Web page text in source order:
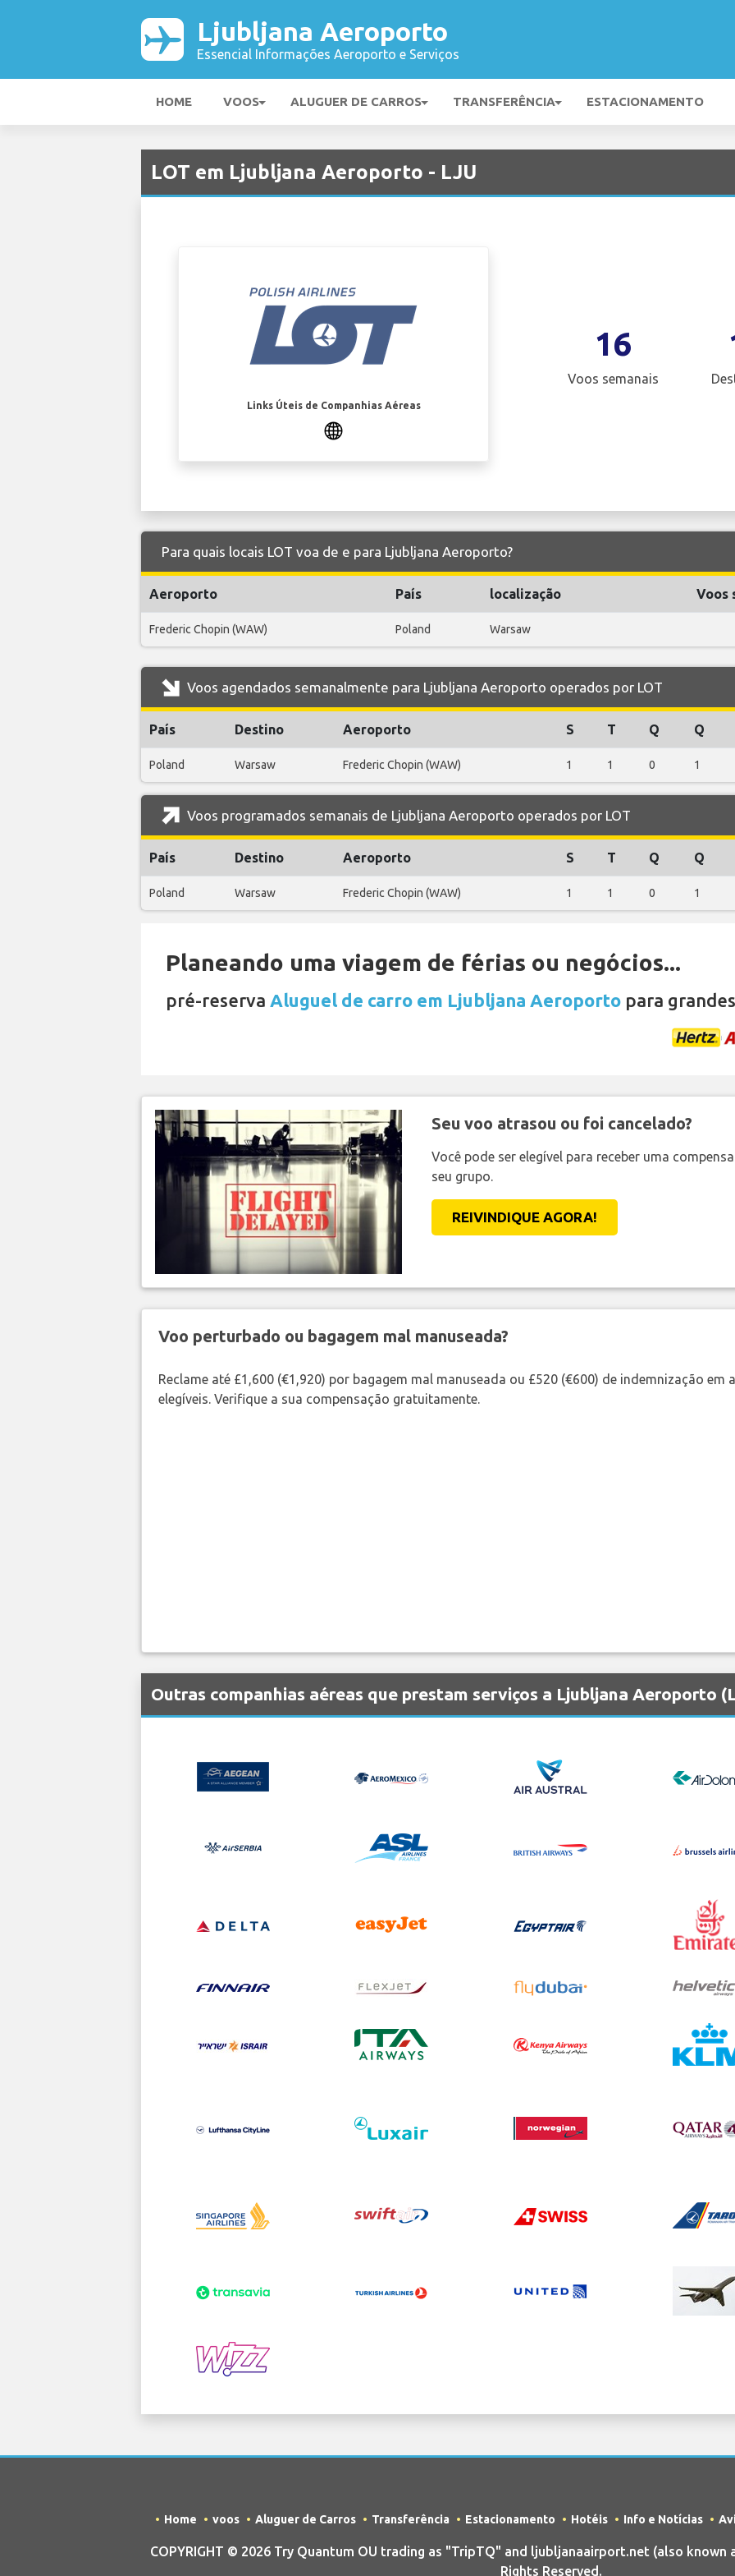
Ljubljana Aeroporto
Essencial Informações Aeroporto e Serviços
HOME VOOS ALUGUER DE CARROS TRANSFERÊNCIA ESTACIONAMENTO
LOT em Ljubljana Aeroporto - LJU
Links Úteis de Companhias Aéreas
16
Voos semanais
Para quais locais LOT voa de e para Ljubljana Aeroporto?
Aeroporto País localização Voos
Frederic Chopin (WAW) Poland Warsaw
Voos agendados semanalmente para Ljubljana Aeroporto operados por LOT
País Destino Aeroporto S T Q Q
Poland Warsaw Frederic Chopin (WAW) 1 1 0 1
Voos programados semanais de Ljubljana Aeroporto operados por LOT
País Destino Aeroporto S T Q Q
Poland Warsaw Frederic Chopin (WAW) 1 1 0 1
Planeando uma viagem de férias ou negócios...
pré-reserva Aluguel de carro em Ljubljana Aeroporto para
Seu voo atrasou ou foi cancelado?
Você pode ser elegível para receber uma
seu grupo.
REIVINDIQUE AGORA!
Voo perturbado ou bagagem mal manuseada?
Reclame até £1,600 (€1,920) por bagagem mal manuseada ou £520 (€600) de indemnização
elegíveis. Verifique a sua compensação gratuitamente.
Outras companhias aéreas que prestam serviços a Ljubljana Aeroporto
Home voos Aluguer de Carros Transferência Estacionamento Hotéis Info e Notícias
COPYRIGHT © 2026 Try Quantum OU trading as "TripTQ" and ljubljanaairport.net (also
Rights Reserved.